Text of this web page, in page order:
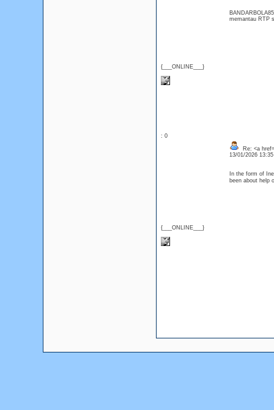
{___ONLINE___}
memantau RTP
: 0
{___ONLINE___}
Re: <a
13/01/2026
In the form of
been about